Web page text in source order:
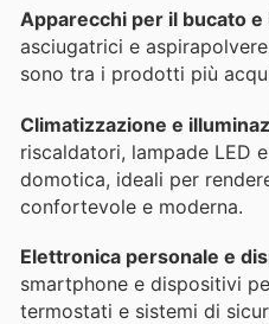
Apparecchi per il bucato e
asciugatrici e
sono tra i prodotti più
Climatizzazione e
riscaldatori, lampade LED
domotica, ideali per
confortevole e moderna.
Elettronica personale e
smartphone e dispositivi
termostati e sistemi di